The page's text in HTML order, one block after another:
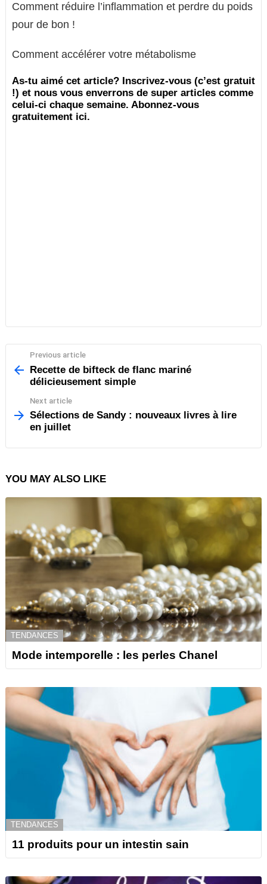
Comment réduire l’inflammation et perdre du poids
pour de bon !
Comment accélérer votre métabolisme
As-tu aimé cet article? Inscrivez-vous (c’est gratuit
!) et nous vous enverrons de super articles comme
celui-ci chaque semaine. Abonnez-vous
gratuitement ici.
more
Previous article
Recette de bifteck de flanc mariné
délicieusement simple
Next article
Sélections de Sandy : nouveaux livres à lire
en juillet
YOU MAY ALSO LIKE
TENDANCES
Mode intemporelle : les perles Chanel
TENDANCES
11 produits pour un intestin sain